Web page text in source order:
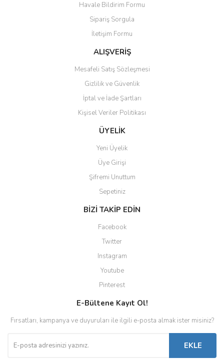
Ürün açıklamasında eksik bilgiler bulunuyor.
Ürün bilgilerinde hatalar bulunuyor.
Ürün fiyatı diğer sitelerden daha pahalı.
Bu ürüne benzer farklı alternatifler olmalı.
Gönder
Havale Bildirim Formu
Sipariş Sorgula
İletişim Formu
ALIŞVERİŞ
Mesafeli Satış Sözleşmesi
Gizlilik ve Güvenlik
İptal ve İade Şartları
Kişisel Veriler Politikası
ÜYELİK
Yeni Üyelik
Üye Girişi
Şifremi Unuttum
Sepetiniz
BİZİ TAKİP EDİN
Facebook
Twitter
Instagram
Youtube
Pinterest
E-Bültene Kayıt Ol!
Fırsatları, kampanya ve duyuruları ile ilgili e-posta almak ister misiniz?
EKLE